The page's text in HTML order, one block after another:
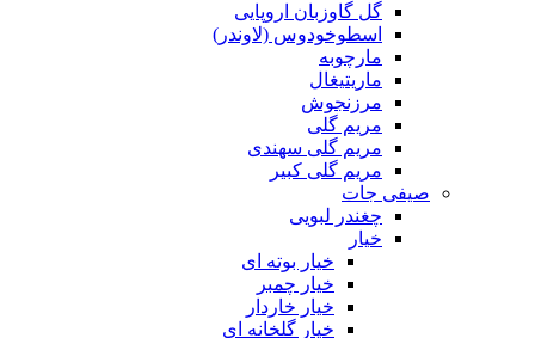
گل گاوزبان اروپایی
اسطوخودوس (لاوندر)
مارچوبه
ماریتیغال
مرزنجوش
مریم گلی
مریم گلی سهندی
مریم گلی کبیر
صیفی جات
چغندر لبویی
خیار
خیار بوته ای
خیار چمبر
خیار خاردار
خیار گلخانه ای